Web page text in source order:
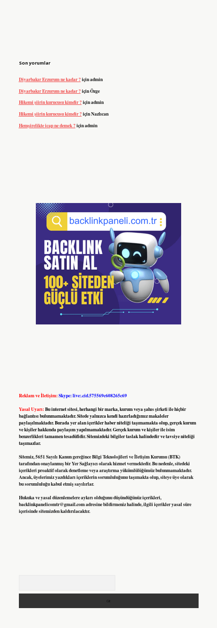
Son yorumlar
Diyarbakır Erzurum ne kadar ?içinadmin
Diyarbakır Erzurum ne kadar ?içinÖzge
Hikemi şiirin kurucusu kimdir ?içinadmin
Hikemi şiirin kurucusu kimdir ?içinNazlıcan
Hemşirelikte icap ne demek ?içinadmin
Reklam ve İletişim:Skype: live:.cid.575569c608265c69
Yasal Uyarı:Bu internet sitesi, herhangi bir marka, kurum veya şahıs şirketi ile hiçbir
bağlantısı bulunmamaktadır. Sitede yalnızca kendi hazırladığımız makaleler
paylaşılmaktadır. Burada yer alan içerikler haber niteliği taşımamakta olup, gerçek kurum
ve kişiler hakkında paylaşım yapılmamaktadır. Gerçek kurum ve kişiler ile isim
benzerlikleri tamamen tesadüfidir. Sitemizdeki bilgiler taslak halindedir ve tavsiye niteliği
taşımazlar.
Sitemiz, 5651 Sayılı Kanun gereğince Bilgi Teknolojileri ve İletişim Kurumu (BTK)
tarafından onaylanmış bir Yer Sağlayıcı olarak hizmet vermektedir. Bu nedenle, sitedeki
içerikleri proaktif olarak denetleme veya araştırma yükümlülüğümüz bulunmamaktadır.
Ancak, üyelerimiz yazdıkları içeriklerin sorumluluğunu taşımakta olup, siteye üye olarak
bu sorumluluğu kabul etmiş sayılırlar.
Hukuka ve yasal düzenlemelere aykırı olduğunu düşündüğünüz içerikleri,
backlinkpanelicomtr@gmail.comadresine bildirmeniz halinde, ilgili içerikler yasal süre
içerisinde sitemizden kaldırılacaktır.